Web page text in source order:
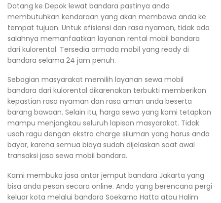
Datang ke Depok lewat bandara pastinya anda
membutuhkan kendaraan yang akan membawa anda ke
tempat tujuan. Untuk efisiensi dan rasa nyaman, tidak ada
salahnya memanfaatkan layanan rental mobil bandara
dari kulorental. Tersedia armada mobil yang ready di
bandara selama 24 jam penuh.
Sebagian masyarakat memilih layanan sewa mobil
bandara dari kulorental dikarenakan terbukti memberikan
kepastian rasa nyaman dan rasa aman anda beserta
barang bawaan. Selain itu, harga sewa yang kami tetapkan
mampu menjangkau seluruh lapisan masyarakat. Tidak
usah ragu dengan ekstra charge siluman yang harus anda
bayar, karena semua biaya sudah dijelaskan saat awal
transaksi jasa sewa mobil bandara.
Kami membuka jasa antar jemput bandara Jakarta yang
bisa anda pesan secara online. Anda yang berencana pergi
keluar kota melalui bandara Soekarno Hatta atau Halim